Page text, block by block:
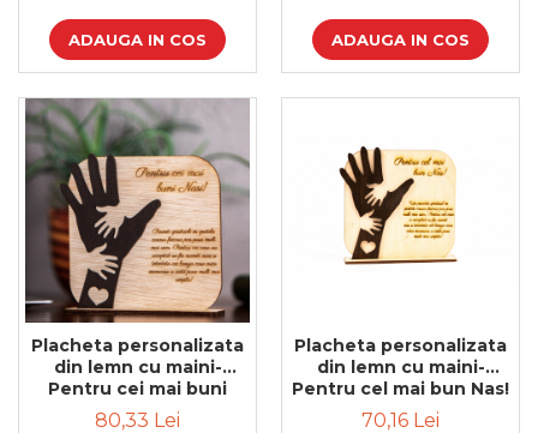
ADAUGA IN COS ADAUGA IN COS
Placheta personalizata
din lemn cu maini-
Pentru cei mai buni
Nasi!
80,33 Lei
Placheta personalizata
din lemn cu maini-
Pentru cel mai bun Nas!
70,16 Lei